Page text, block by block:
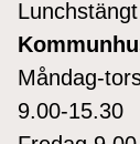
Måndag-
9.00-15.30